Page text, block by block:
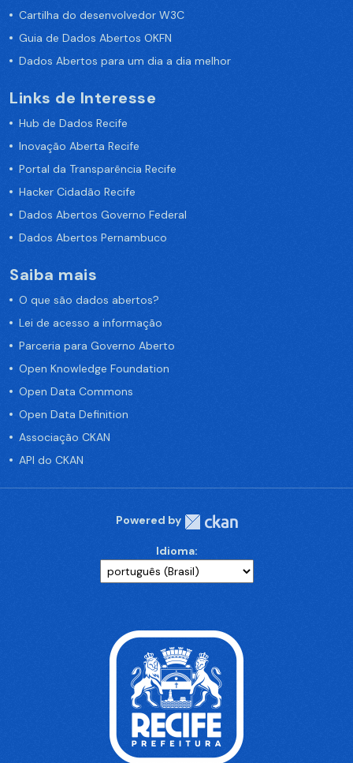
Cartilha do desenvolvedor W3C
Guia de Dados Abertos OKFN
Dados Abertos para um dia a dia melhor
Links de Interesse
Hub de Dados Recife
Inovação Aberta Recife
Portal da Transparência Recife
Hacker Cidadão Recife
Dados Abertos Governo Federal
Dados Abertos Pernambuco
Saiba mais
O que são dados abertos?
Lei de acesso a informação
Parceria para Governo Aberto
Open Knowledge Foundation
Open Data Commons
Open Data Definition
Associação CKAN
API do CKAN
Powered by
Idioma